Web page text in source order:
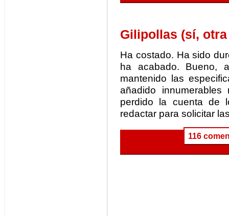
Gilipollas (sí, otra
Ha costado. Ha sido
ha acabado. Bueno,
mantenido las
añadido
perdido la cuenta de
redactar para solicitar
116